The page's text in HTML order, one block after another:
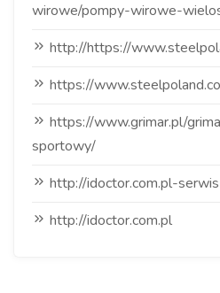
wirowe/pompy-wirowe-
http://https://
https://
https://www.grimar.pl/
sportowy/
http://idoctor.com.pl-
http://idoctor.com.pl